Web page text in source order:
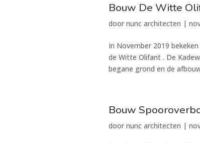
Bouw De Witte
door nunc architecten |
In November 2019
de Witte Olifant . De
begane grond en de
Bouw
door nunc architecten |